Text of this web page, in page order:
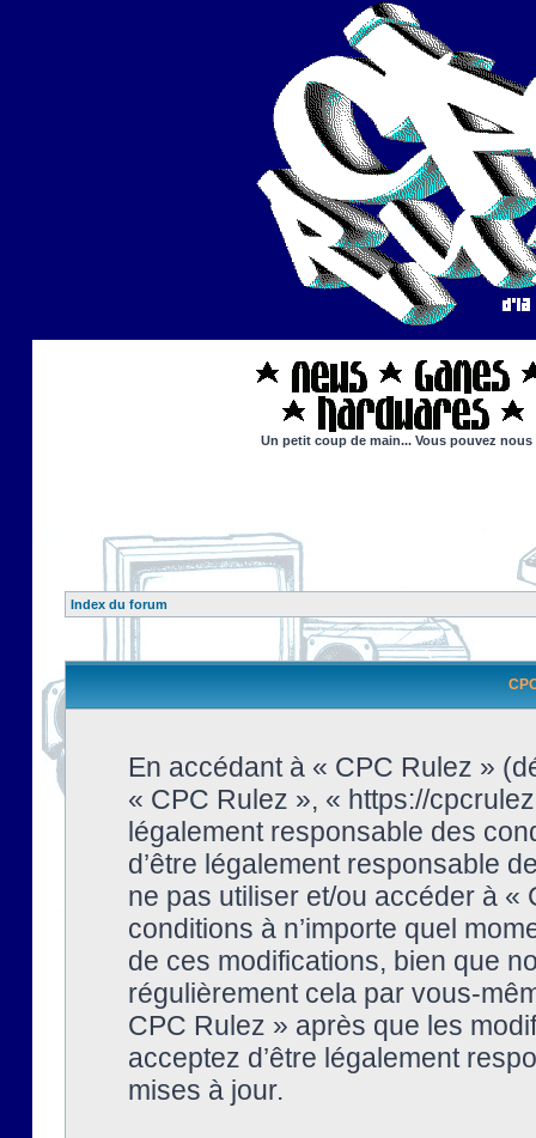
Un petit coup de main... Vous pouvez
Index du forum
En accédant à « CPC Rulez »
« CPC Rulez », « https://
légalement responsable des
d’être légalement responsable
ne pas utiliser et/ou accéder à
conditions à n’importe quel
de ces modifications, bien que
régulièrement cela par vous-
CPC Rulez » après que les
acceptez d’être légalement
mises à jour.